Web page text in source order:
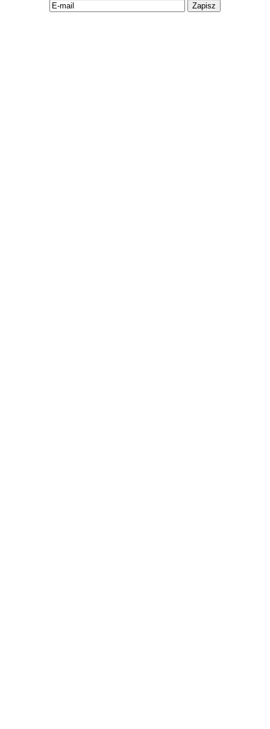
Zapisz